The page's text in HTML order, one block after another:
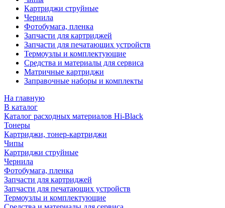
Картриджи струйные
Чернила
Фотобумага, пленка
Запчасти для картриджей
Запчасти для печатающих устройств
Термоузлы и комплектующие
Средства и материалы для сервиса
Матричные картриджи
Заправочные наборы и комплекты
На главную
В каталог
Каталог расходных материалов Hi-Black
Тонеры
Картриджи, тонер-картриджи
Чипы
Картриджи струйные
Чернила
Фотобумага, пленка
Запчасти для картриджей
Запчасти для печатающих устройств
Термоузлы и комплектующие